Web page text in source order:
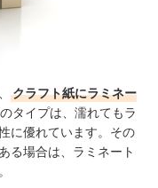
クラフト紙にラミネー
タイプは、濡れてもラ
に優れています。その
る場合は、ラミネート